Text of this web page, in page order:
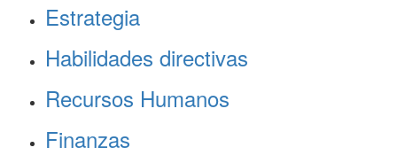
Estrategia
Habilidades directivas
Recursos Humanos
Finanzas